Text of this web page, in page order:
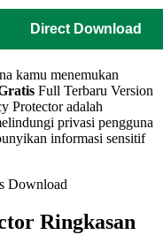
Direct Download
kamu menemukan
Full Terbaru Version
Protector adalah
privasi pengguna
informasi sensitif
Ringkasan